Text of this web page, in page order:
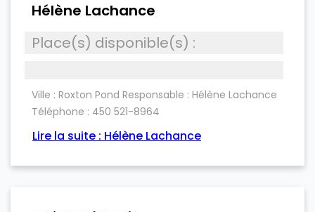
Hélène Lachance
Place(s) disponible(s) :
Ville : Roxton Pond Responsable : Hélène Lachance
Téléphone : 450 521-8964
Lire la suite : Hélène Lachance